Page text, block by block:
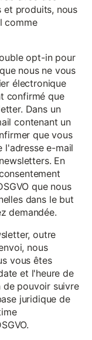
et produits, nous
comme
opt-in pour
nous ne vous
électronique
confirmé que
Dans un
contenant un
que vous
l'adresse e-mail
En
que nous
dans le but
demandée.
outre
nous
vous êtes
et l'heure de
pouvoir suivre
juridique de